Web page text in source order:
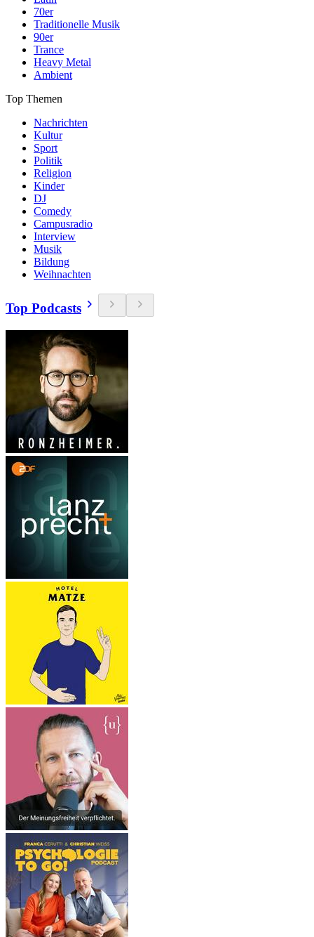
70er
Traditionelle Musik
90er
Trance
Heavy Metal
Ambient
Top Themen
Nachrichten
Kultur
Sport
Politik
Religion
Kinder
DJ
Comedy
Campusradio
Interview
Musik
Bildung
Weihnachten
Top Podcasts